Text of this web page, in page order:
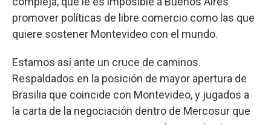
promover políticas de libre comercio como las que
quiere sostener Montevideo con el mundo.
Estamos así ante un cruce de caminos.
Respaldados en la posición de mayor apertura de
Brasilia que coincide con Montevideo, y jugados a
la carta de la negociación dentro de Mercosur que